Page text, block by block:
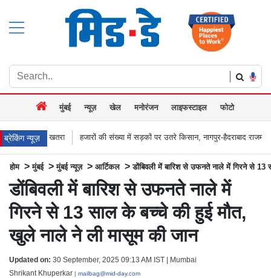
|
मुंबई न्यूज़ खेल मनोरंजन लाइफस्टाइल फोटो
ब्रेकिंग न्यूज़
हजारों की संख्या में सड़कों पर उतरे किसान, नागपुर-हैदराबाद राजमार्ग किया जाम, बच्चू
होम >मुंबई >मुंबई न्यूज़ > आर्टिकल >डोंबिवली में बारिश से उफनते नाले में गिरने से
डोंबिवली में बारिश से उफनते नाले में
गिरने से 13 साल के बच्चे की हुई मौत,
खुले नाले ने ली मासूम की जान
Updated on: 30 September, 2025 09:13 AM IST | Mumbai
Shrikant Khuperkar | mailbag@mid-day.com